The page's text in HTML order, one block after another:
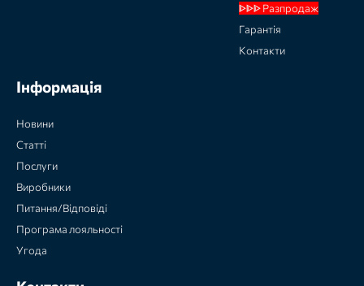
ᐈᐈᐈ Разпродаж
Гарантія
Контакти
Інформація
Новини
Статті
Послуги
Виробники
Питання/Відповіді
Програма лояльності
Угода